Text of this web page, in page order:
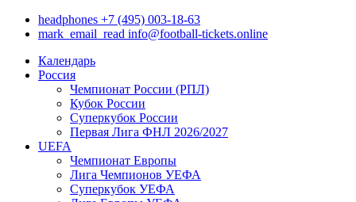
headphones +7 (495) 003-18-63
mark_email_read info@football-tickets.online
Календарь
Россия
Чемпионат России (РПЛ)
Кубок России
Суперкубок России
Первая Лига ФНЛ 2026/2027
UEFA
Чемпионат Европы
Лига Чемпионов УЕФА
Суперкубок УЕФА